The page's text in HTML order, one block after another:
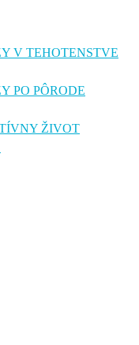
V TEHOTENSTVE
PO PÔRODE
ŽIVOT